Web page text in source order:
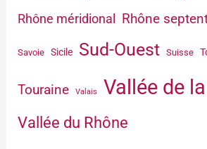
Rhône méridional Rhône
Savoie Sicile Sud-Ouest Suisse
Touraine Valais Vallée de
Vallée du Rhône